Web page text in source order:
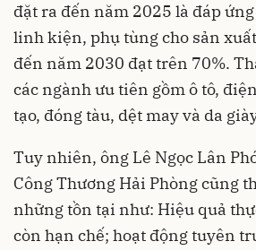
đặt ra đến năm 2025 là đáp
linh kiện, phụ tùng cho sản
đến năm 2030 đạt trên 70%.
các ngành ưu tiên gồm ô tô,
tạo, đóng tàu, dệt may và da
Tuy nhiên, ông Lê Ngọc Lân
Công Thương Hải Phòng cũng
những tồn tại như: Hiệu quả
còn hạn chế; hoạt động tuyên